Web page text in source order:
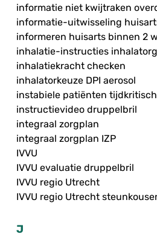
informatie niet kwijtraken
informatie-uitwisseling
informeren huisarts binnen 2
inhalatie-instructies
inhalatiekracht checken
inhalatorkeuze DPI aerosol
instabiele patiënten
instructievideo druppelbril
integraal zorgplan
integraal zorgplan IZP
IVVU
IVVU evaluatie druppelbril
IVVU regio Utrecht
IVVU regio Utrecht
J